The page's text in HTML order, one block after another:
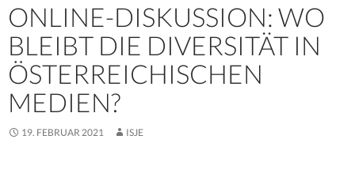
ONLINE-DISKUSSION: WO
BLEIBT DIE DIVERSITÄT IN
ÖSTERREICHISCHEN
MEDIEN?
19. FEBRUAR 2021 ISJE